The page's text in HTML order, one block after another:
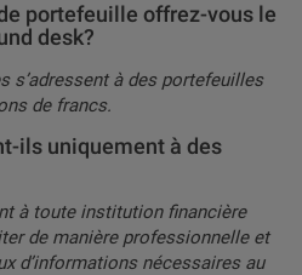
portefeuille offrez-vous le
desk?
s’adressent à des portefeuilles
de francs.
ils uniquement à des
à toute institution financière
de manière professionnelle et
d’informations nécessaires au